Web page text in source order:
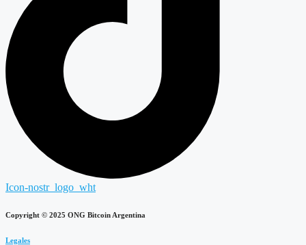
Icon-nostr_logo_wht
Copyright © 2025 ONG Bitcoin Argentina
Legales